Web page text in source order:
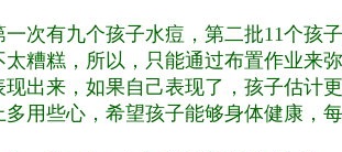
次有九个孩子水痘，第二批11个孩
糟糕，所以，只能通过布置作业来
出来，如果自己表现了，孩子估计
用些心，希望孩子能够身体健康，